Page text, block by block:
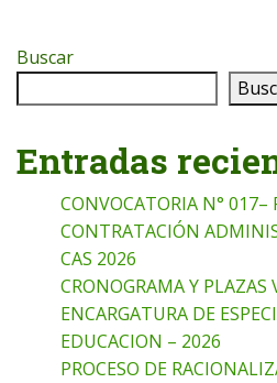
Buscar
Entradas
CONVOCATORIA N° 017–
CONTRATACIÓN
CAS 2026
CRONOGRAMA Y PLAZAS
ENCARGATURA DE
EDUCACION – 2026
PROCESO DE